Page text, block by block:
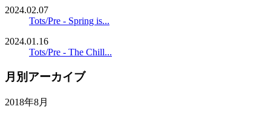
2024.02.07
Tots/Pre - Spring is...
2024.01.16
Tots/Pre - The Chill...
月別アーカイブ
2018年8月